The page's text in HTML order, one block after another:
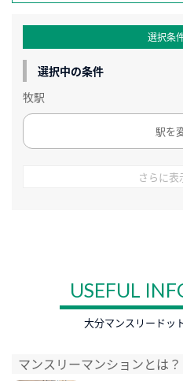
選択条
選択中の条件
牧駅
駅を
さらに表
USEFUL
大分マンスリードッ
マンスリーマンションとは？